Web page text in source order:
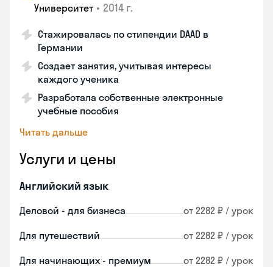
Университет • 2014 г.
Стажировалась по стипендии DAAD в
Германии
Создает занятия, учитывая интересы
каждого ученика
Разработала собственные электронные
учебные пособия
Читать дальше
Услуги и цены
Английский язык
Деловой - для бизнеса от 2282 ₽ / урок
Для путешествий от 2282 ₽ / урок
Для начинающих - премиум от 2282 ₽ / урок